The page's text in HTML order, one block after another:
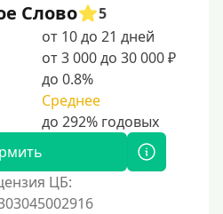
Слово
5
от 10 до 21 дней
от 3 000 до 30 000 ₽
до 0.8%
Среднее
ЦБ: